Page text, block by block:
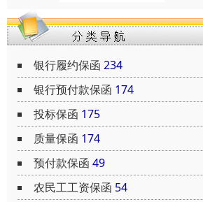
银行履约保函 234
银行预付款保函 174
投标保函 175
质量保函 174
预付款保函 49
农民工工资保函 54